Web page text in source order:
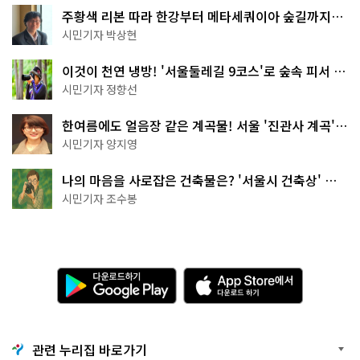
주황색 리본 따라 한강부터 메타세쿼이아 숲길까지…
서울둘레길 15코스
시민기자 박상현
이것이 천연 냉방! '서울둘레길 9코스'로 숲속 피서 떠
나볼까
시민기자 정향선
한여름에도 얼음장 같은 계곡물! 서울 '진관사 계곡'이
천국이네~
시민기자 양지영
나의 마음을 사로잡은 건축물은? '서울시 건축상' 수
상작 공개!
시민기자 조수봉
다
운
로
기
G
A
p
p
관련 누리집 바로가기